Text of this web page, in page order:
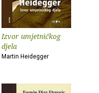
Izvor umjetničkog
djela
Martin Heidegger